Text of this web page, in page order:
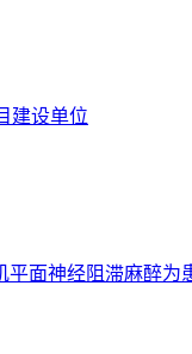
建设单位
面神经阻滞麻醉为